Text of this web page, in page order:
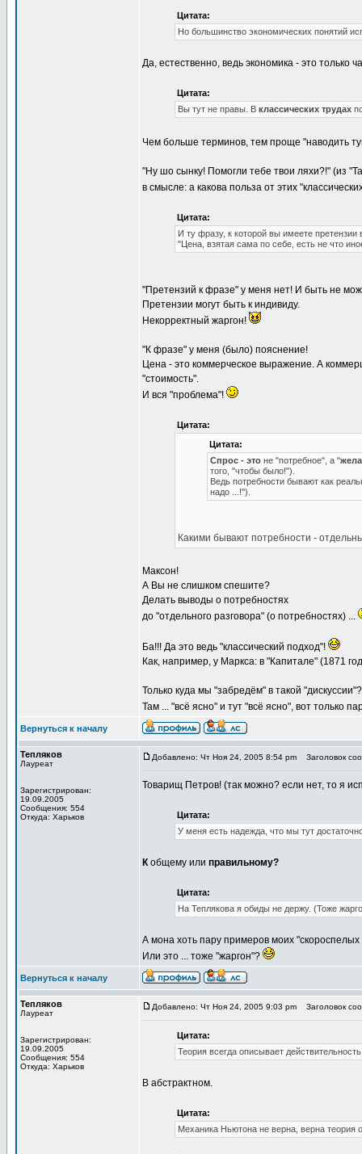
Цитата:
Но большинство экономических понятий
Да, естественно, ведь экономика - это только
Цитата:
Вы тут не правы. В классических трудах
Чем больше терминов, тем проще "наводить
"Ну шо сынку! Помогли тебе твои ляхи?!" (из
в смысле: а какова польза от этих
Цитата:
И ту фразу, к которой вы имеете претензии
"Цена, взятая сама по себе, есть не что
"Претензий к фразе" у меня нет! И быть не
Претензии могут быть к индивиду.
Некорректный жаргон!
"К фразе" у меня (было) пояснение!
Цена - это коммерческое выражение. А
"стоимость".
И вся "проблема"!
Цитата:
Цитата:
Спрос - это не "потребное", а "
того, "чтобы было!").
Ведь потребности бывают как
надо ...!").
Какими бывают потребности -
Максон!
А Вы не слишком спешите?
Делать выводы о потребностях
до "отдельного разговора" (о потребностях) ...
Ба!!! Да это ведь "классический подход"!
Как, например, у Маркса: в "Капитале" (1871
Только куда мы "забредём" в такой "дискуссии"?
Там ... "всё ясно" и тут "всё ясно", вот только
Вернуться к началу
Тепляков
Лауреат
Зарегистрирован:
19.09.2005
Сообщения: 554
Откуда: Харьков
Добавлено: Чт Ноя 24, 2005 8:54 pm Заголовок
Товарищ Петров! (так можно? если нет, то я
Цитата:
У меня есть надежда, что мы тут
К общему или правильному?
Цитата:
На Теплякова я обиды не держу. (Тоже
А мона хоть пару примеров моих
Или это ... тоже "жаргон"?
Вернуться к началу
Тепляков
Лауреат
Зарегистрирован:
19.09.2005
Сообщения: 554
Откуда: Харьков
Добавлено: Чт Ноя 24, 2005 9:03 pm Заголовок
Цитата:
Теория всегда описывает
В абстрактном.
Цитата:
Механика Ньютона не верна, верна теория